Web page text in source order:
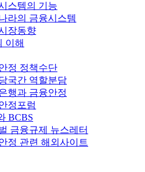
스템의 기능
라의 금융시스템
장동향
이해
정 정책수단
국간 역할분담
행과 금융안정
정포럼
BCBS
금융규제 뉴스레터
정 관련 해외사이트